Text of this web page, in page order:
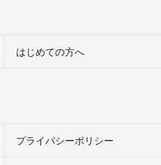
はじめての方へ
プライバシーポリシー